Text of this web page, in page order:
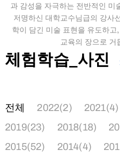
과 감성을 자극하는 전반적인 미
저명하신 대학교수님급의 강사
학이 담긴 미술 표현을 유도하
교육의 장으로 거
체험학습_사진
전체 2022(2) 2021(4)
2019(23)
2018(18)
2015(52)
2014(4)